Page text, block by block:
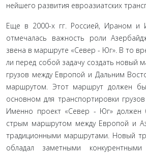
нейшего развития евроазиатских
Еще в 2000-х гг. Россией, Ираном и
отмечалась важность роли
звена в маршруте «Север - Юг». В то
ли перед собой задачу создать новый
грузов между Европой и Дальним
маршрутом. Этот маршрут должен
основном для транспортировки
Именно проект «Север - Юг»
стрым маршрутом между Европой и
традиционными маршрутами. Новый
обладал заметными